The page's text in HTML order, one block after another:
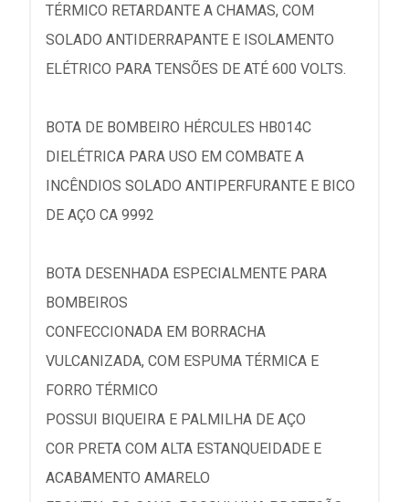
TÉRMICO RETARDANTE A CHAMAS, COM
SOLADO ANTIDERRAPANTE E ISOLAMENTO
ELÉTRICO PARA TENSÕES DE ATÉ 600 VOLTS.
BOTA DE BOMBEIRO HÉRCULES HB014C
DIELÉTRICA PARA USO EM COMBATE A
INCÊNDIOS SOLADO ANTIPERFURANTE E BICO
DE AÇO CA 9992
BOTA DESENHADA ESPECIALMENTE PARA
BOMBEIROS
CONFECCIONADA EM BORRACHA
VULCANIZADA, COM ESPUMA TÉRMICA E
FORRO TÉRMICO
POSSUI BIQUEIRA E PALMILHA DE AÇO
COR PRETA COM ALTA ESTANQUEIDADE E
ACABAMENTO AMARELO